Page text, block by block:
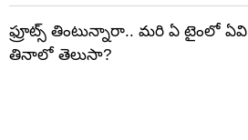
ఫ్రూట్స్‌ తింటున్నారా.. మరి ఏ టైంలో ఏవి
తినాలో తెలుసా?